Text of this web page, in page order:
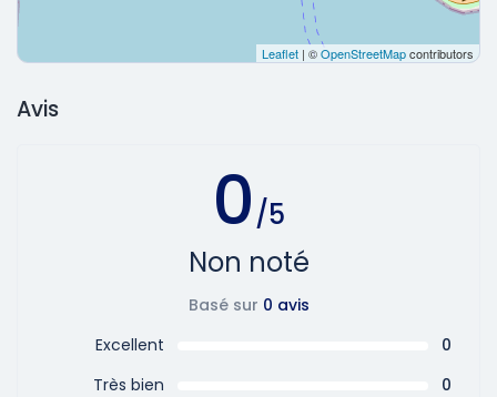
Leaflet | ©OpenStreetMapcontributors
Avis
0/5
Non noté
Basé sur 0 avis
Excellent
0
Très bien
0